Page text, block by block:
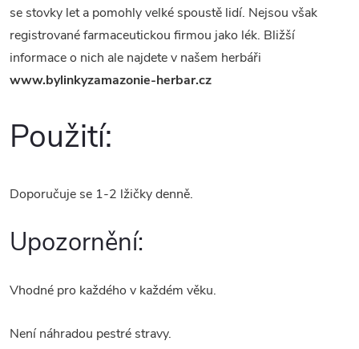
se stovky let a pomohly velké spoustě lidí. Nejsou však
registrované farmaceutickou firmou jako lék. Bližší
informace o nich ale najdete v našem herbáři
www.bylinkyzamazonie-herbar.cz
Použití:
Doporučuje se 1-2 lžičky denně.
Upozornění:
Vhodné pro každého v každém věku.
Není náhradou pestré stravy.